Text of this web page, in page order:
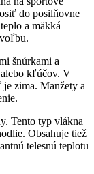
do posilňovne
a mäkká
šnúrkami a
alebo kľúčov. V
zima. Manžety a
Tento typ vlákna
Obsahuje tiež
telesnú teplotu